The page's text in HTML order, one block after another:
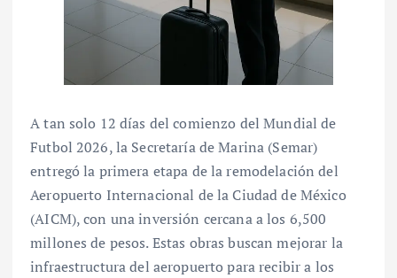
A tan solo 12 días del comienzo del Mundial de
Futbol 2026, la Secretaría de Marina (Semar)
entregó la primera etapa de la remodelación del
Aeropuerto Internacional de la Ciudad de México
(AICM), con una inversión cercana a los 6,500
millones de pesos. Estas obras buscan mejorar la
infraestructura del aeropuerto para recibir a los